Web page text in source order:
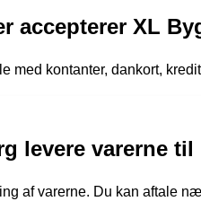
accepterer XL
med kontanter, dankort,
levere varerne til
af varerne. Du kan aftale